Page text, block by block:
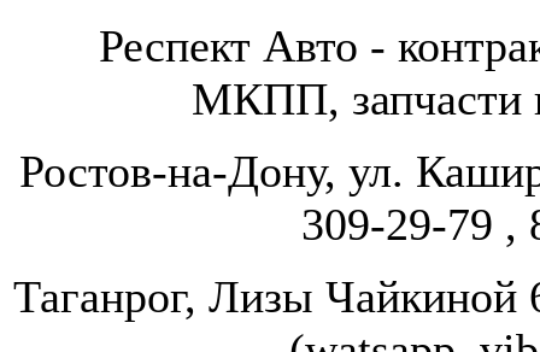
Респект Авто -
МКПП, запчасти
Ростов-на-Дону, ул.
309-29-79 ,
Таганрог, Лизы